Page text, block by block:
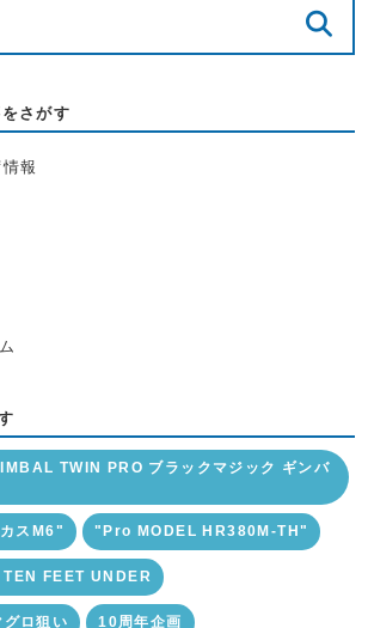
さがす
報
TWIN PRO ブラックマジック ギンバ
スM6" "Pro MODEL HR380M-TH"
FEET UNDER
ロ狙い 10周年企画